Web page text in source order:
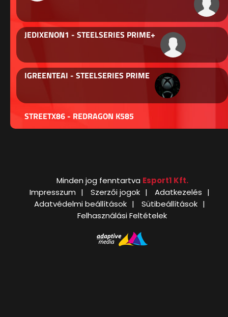
JEDIXENON1 - STEELSERIES PRIME+
IGREENTEAI - STEELSERIES PRIME
STREETX86 - REDRAGON K585
Minden jog fenntartva Esport1 Kft.
Impresszum
Szerzői jogok
Adatkezelés
Adatvédelmi beállítások
Sütibeállítások
Felhasználási Feltételek